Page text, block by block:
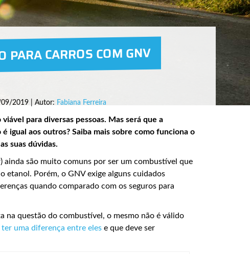
PARA CARROS COM GNV
09/2019 | Autor: Fabiana Ferreira
para diversas pessoas. Mas será que a
igual aos outros? Saiba mais sobre como funciona o
suas dúvidas.
ainda são muito comuns por ser um combustível que
etanol. Porém, o GNV exige alguns cuidados
quando comparado com os seguros para
na questão do combustível, o mesmo não é válido
uma diferença entre eles e que deve ser